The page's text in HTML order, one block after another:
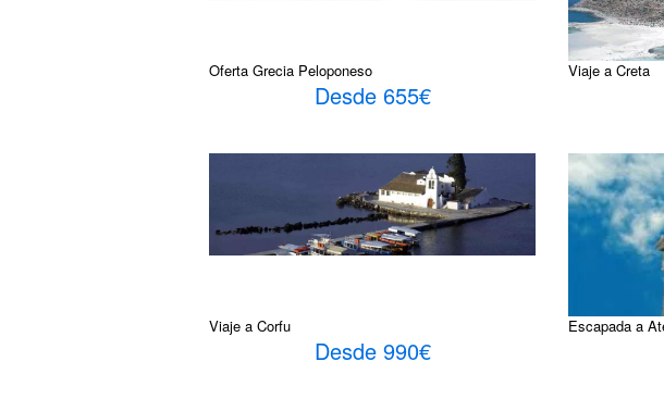
Oferta Grecia Peloponeso
Desde 655€
Viaje a Creta
Viaje a Corfu
Desde 990€
Escapada a